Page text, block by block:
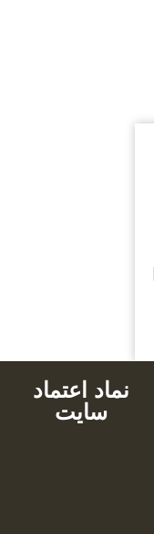
نماد اعتماد
سایت